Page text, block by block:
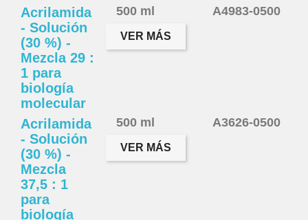
Acrilamida
- Solución
(30 %) -
Mezcla 29 :
1 para
biología
molecular
500 ml A4983-0500
VER MÁS
Acrilamida
- Solución
(30 %) -
Mezcla
37,5 : 1
para
biología
500 ml A3626-0500
VER MÁS